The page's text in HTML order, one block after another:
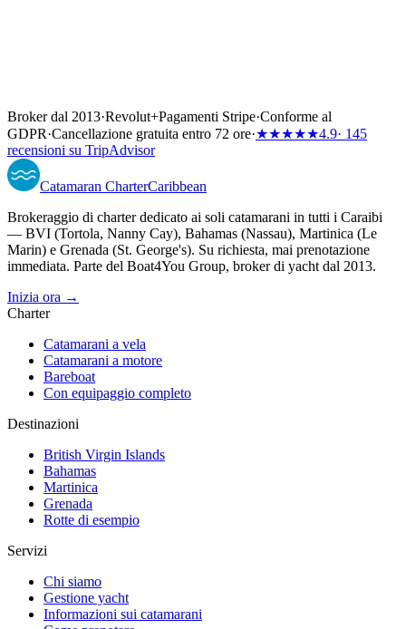
Broker dal 2013·Revolut+Pagamenti Stripe·Conforme al
GDPR·Cancellazione gratuita entro 72 ore·★★★★★4.9· 145
recensioni su TripAdvisor
Catamaran CharterCaribbean
Brokeraggio di charter dedicato ai soli catamarani in tutti i Caraibi
— BVI (Tortola, Nanny Cay), Bahamas (Nassau), Martinica (Le
Marin) e Grenada (St. George's). Su richiesta, mai prenotazione
immediata. Parte del Boat4You Group, broker di yacht dal 2013.
Inizia ora →
Charter
Catamarani a vela
Catamarani a motore
Bareboat
Con equipaggio completo
Destinazioni
British Virgin Islands
Bahamas
Martinica
Grenada
Rotte di esempio
Servizi
Chi siamo
Gestione yacht
Informazioni sui catamarani